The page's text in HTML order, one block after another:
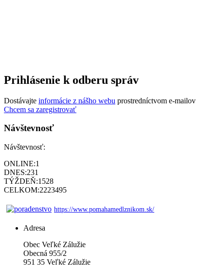
Prihlásenie k odberu správ
Dostávajte informácie z nášho webu prostredníctvom e-mailov
Chcem sa zaregistrovať
Návštevnosť
Návštevnosť:
ONLINE:1
DNES:231
TÝŽDEŇ:1528
CELKOM:2223495
https://www.pomahamedlznikom.sk/
Adresa
Obec Veľké Zálužie
Obecná 955/2
951 35 Veľké Zálužie